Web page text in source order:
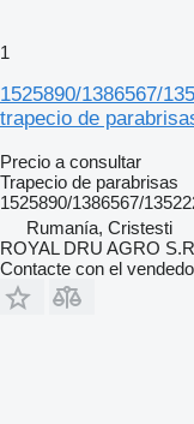
1
1525890/1386567/
trapecio de
Precio a consultar
Trapecio de parabrisas
1525890/1386567/
Rumanía, Cristesti
ROYAL DRU AGRO
Contacte con el